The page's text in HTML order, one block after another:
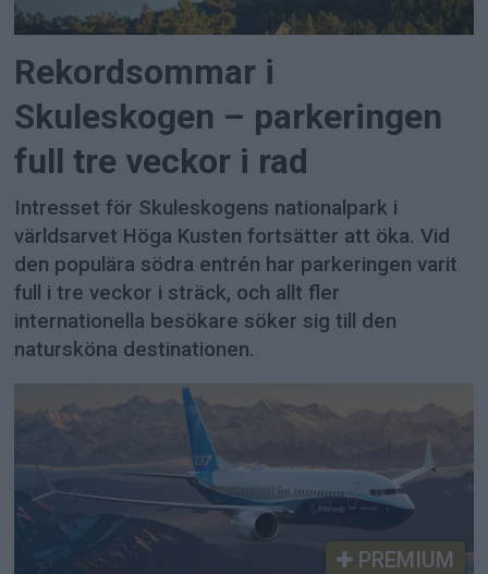
Rekordsommar i
Skuleskogen – parkeringen
full tre veckor i rad
Intresset för Skuleskogens nationalpark i
världsarvet Höga Kusten fortsätter att öka. Vid
den populära södra entrén har parkeringen varit
full i tre veckor i sträck, och allt fler
internationella besökare söker sig till den
natursköna destinationen.
PREMIUM